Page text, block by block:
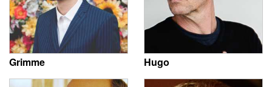
Grimme Hugo